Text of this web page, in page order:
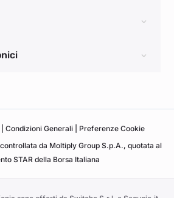
Condizioni Generali
Preferenze Cookie
da Moltiply Group S.p.A., quotata al
STAR della Borsa Italiana